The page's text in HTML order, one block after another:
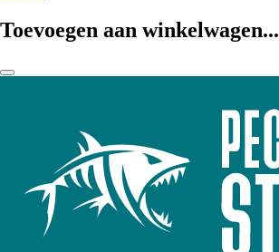
Toevoegen aan winkelwagen...